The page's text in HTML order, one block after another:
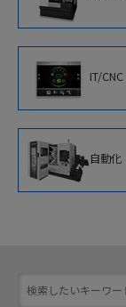
アルミホイー
門形マシニン
CNC円筒研削盤
CNC内端面研削
IT/CNC
新世代知能化
IoTソリューシ
自動化
スマート加工